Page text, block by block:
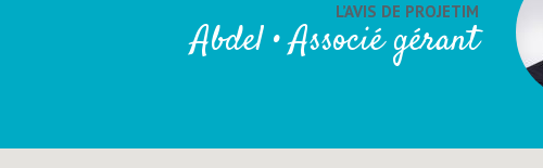
L’AVIS DE PROJETIM
Abdel • Associé gérant